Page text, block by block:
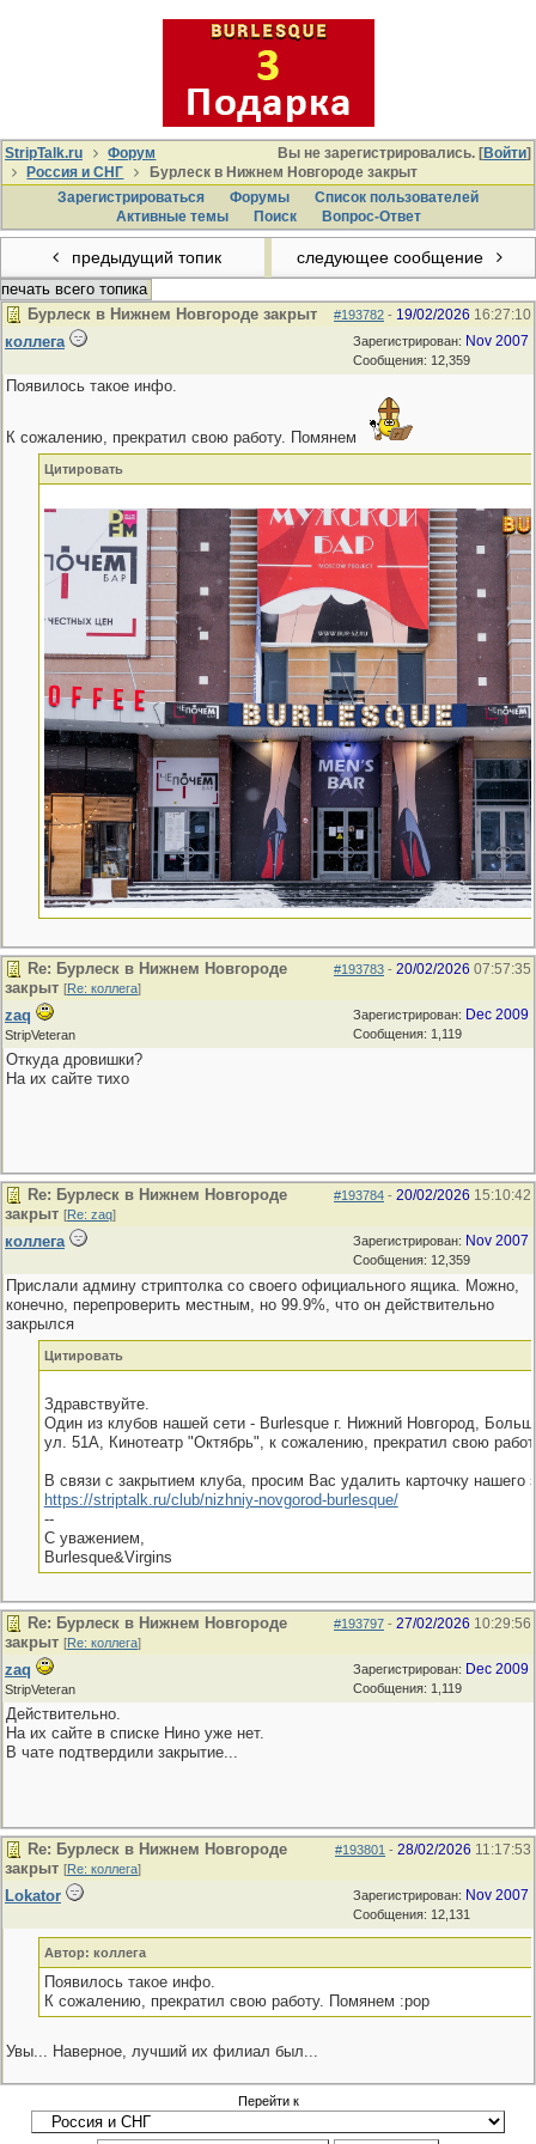
Вы не зарегистрировались. [Войти]
StripTalk.ru
Форум
Россия и СНГ
Бурлеск в Нижнем Новгороде закрыт
Зарегистрироваться
Форумы
Список пользователей
Активные темы
Поиcк Вопрос-Ответ
предыдущий топик следующее сообщение
печать всего топика
#193782 - 19/02/2026 16:27:10
Бурлеск в Нижнем Новгороде закрыт
Зарегистрирован: Nov 2007
Сообщения: 12,359
коллега
Появилось такое инфо.
К сожалению, прекратил свою работу. Помянем
Цитировать
#193783 - 20/02/2026 07:57:35
Re: Бурлеск в Нижнем Новгороде
закрыт [Re: коллега]
Зарегистрирован: Dec 2009
Сообщения: 1,119
zaq
StripVeteran
Откуда дровишки?
На их сайте тихо
#193784 - 20/02/2026 15:10:42
Re: Бурлеск в Нижнем Новгороде
закрыт [Re: zaq]
Зарегистрирован: Nov 2007
Сообщения: 12,359
коллега
Прислали админу стриптолка со своего официального ящика. Можно,
конечно, перепроверить местным, но 99.9%, что он действительно
закрылся
Цитировать
Здравствуйте.
Один из клубов нашей сети - Burlesque г. Нижний Новгород,
ул. 51А, Кинотеатр "Октябрь", к сожалению, прекратил свою
В связи с закрытием клуба, просим Вас удалить карточку нашего
https://striptalk.ru/club/nizhniy-novgorod-burlesque/
--
С уважением,
Burlesque&Virgins
#193797 - 27/02/2026 10:29:56
Re: Бурлеск в Нижнем Новгороде
закрыт [Re: коллега]
Зарегистрирован: Dec 2009
Сообщения: 1,119
zaq
StripVeteran
Действительно.
На их сайте в списке Нино уже нет.
В чате подтвердили закрытие...
#193801 - 28/02/2026 11:17:53
Re: Бурлеск в Нижнем Новгороде
закрыт [Re: коллега]
Зарегистрирован: Nov 2007
Сообщения: 12,131
Lokator
Автор: коллега
Появилось такое инфо.
К сожалению, прекратил свою работу. Помянем :pop
Увы... Наверное, лучший их филиал был...
Перейти к